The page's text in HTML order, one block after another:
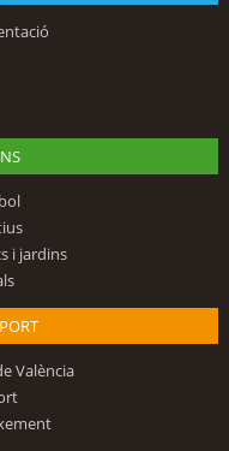
i jardins
València